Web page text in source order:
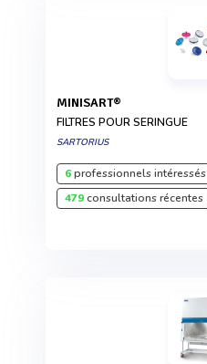
MINISART®
FILTRES POUR SERINGUE
SARTORIUS
6professionnels intéressés
479consultations récentes